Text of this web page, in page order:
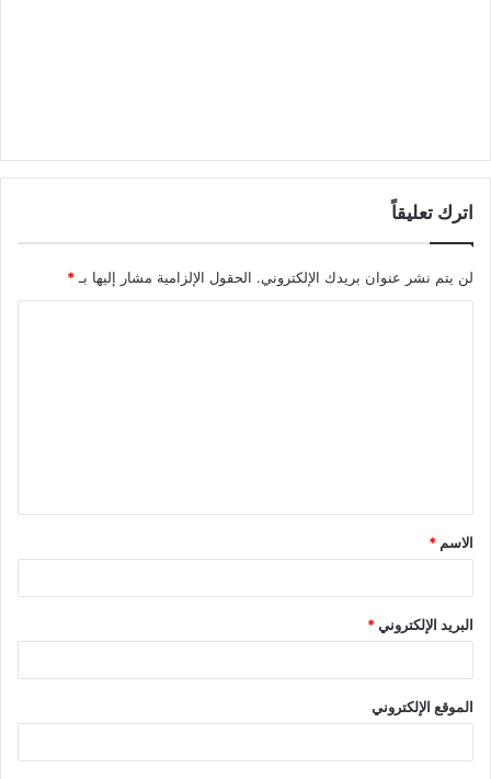
اترك تعليقاً
لن يتم نشر عنوان بريدك الإلكتروني. الحقول الإلزامية مشار إليها بـ *
الاسم *
البريد الإلكتروني*
الموقع الإلكتروني